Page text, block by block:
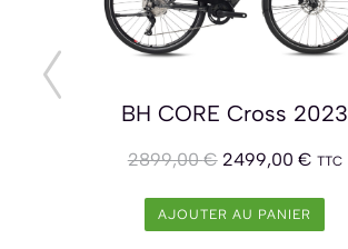
BH CORE Cross 2023
2899,00€ 2499,00 € TTC
AJOUTER AU PANIER